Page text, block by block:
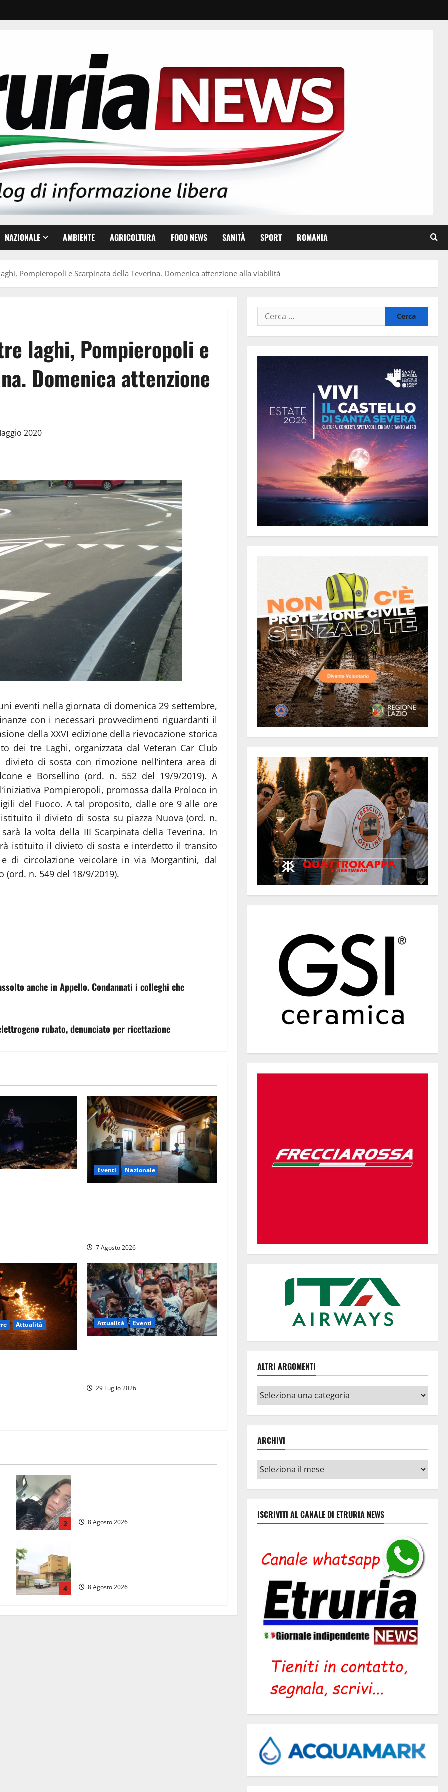
NAZIONALE AMBIENTE AGRICOLTURA FOOD NEWS SANITÀ SPORT ROMANIA
Pompieropoli e Scarpinata della Teverina. Domenica attenzione alla viabilità
laghi, Pompieropoli e
Domenica attenzione
2020
eventi nella giornata di domenica 29 settembre,
con i necessari provvedimenti riguardanti il
della XXVI edizione della rievocazione storica
dei tre Laghi, organizzata dal Veteran Car Club
di sosta con rimozione nell’intera area di
e Borsellino (ord. n. 552 del 19/9/2019). A
Pompieropoli, promossa dalla Proloco in
del Fuoco. A tal proposito, dalle ore 9 alle ore
il divieto di sosta su piazza Nuova (ord. n.
sarà la volta della III Scarpinata della Teverina. In
istituito il divieto di sosta e interdetto il transito
di circolazione veicolare in via Morgantini, dal
(ord. n. 549 del 18/9/2019).
anche in Appello. Condannati i colleghi che
rubato, denunciato per ricettazione
Eventi Nazionale
7 Agosto 2026
Attualità
Attualità Eventi
29 Luglio 2026
2 8 Agosto 2026
4 8 Agosto 2026
Ricerca
per:
ALTRI ARGOMENTI
Altri
argomenti
ARCHIVI
Archivi
ISCRIVITI AL CANALE DI ETRURIA NEWS